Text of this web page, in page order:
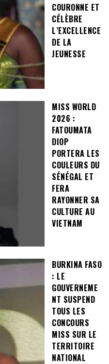
COURONNE ET
CÉLÈBRE
L’EXCELLENCE
DE LA
JEUNESSE
MISS WORLD
2026 :
FATOUMATA
DIOP
PORTERA LES
COULEURS DU
SÉNÉGAL ET
FERA
RAYONNER SA
CULTURE AU
VIETNAM
BURKINA FASO
: LE
GOUVERNEME
NT SUSPEND
TOUS LES
CONCOURS
MISS SUR LE
TERRITOIRE
NATIONAL